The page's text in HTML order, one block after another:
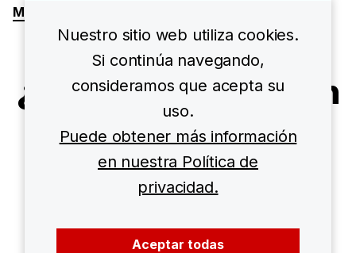
Más información
¿Listo para hacer un
envío?
Nuestro sitio web utiliza cookies.
Si continúa navegando,
consideramos que acepta su
uso.
Puede obtener más información
en nuestra Política de
privacidad.
Aceptar todas